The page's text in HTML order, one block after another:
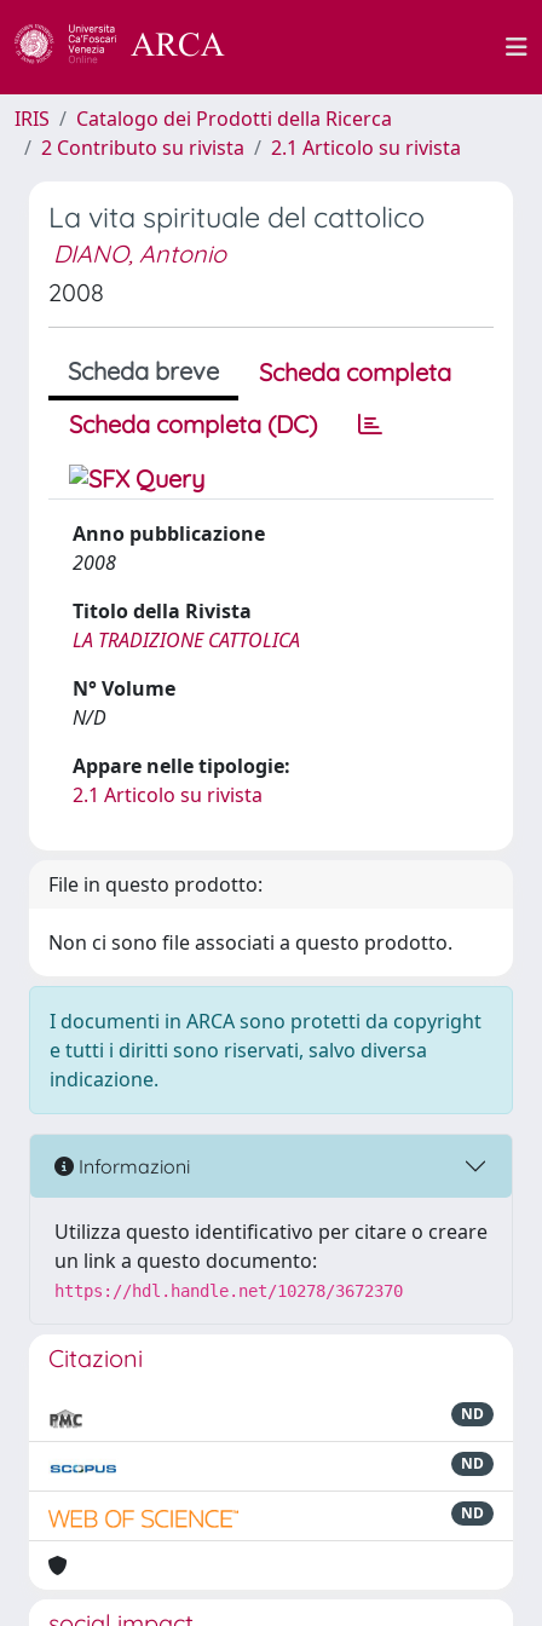
IRIS
Catalogo dei Prodotti della Ricerca
2 Contributo su rivista
2.1 Articolo su rivista
La vita spirituale del cattolico
DIANO, Antonio
2008
Scheda breve
Scheda completa
Scheda completa (DC)
Anno pubblicazione
2008
Titolo della Rivista
LA TRADIZIONE CATTOLICA
N° Volume
N/D
Appare nelle tipologie:
2.1 Articolo su rivista
File in questo prodotto:
Non ci sono file associati a questo prodotto.
I documenti in ARCA sono protetti da copyright
e tutti i diritti sono riservati, salvo diversa
indicazione.
Informazioni
Utilizza questo identificativo per citare o creare
un link a questo documento:
https://hdl.handle.net/10278/3672370
Citazioni
ND
ND
ND